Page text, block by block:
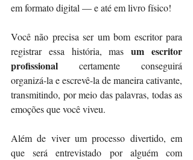
em formato digital — e até em livro físico!
Você não precisa ser um bom escritor para
registrar essa história, mas um escritor
profissional certamente conseguirá
organizá-la e escrevê-la de maneira cativante,
transmitindo, por meio das palavras, todas as
emoções que você viveu.
Além de viver um processo divertido, em
que será entrevistado por alguém com